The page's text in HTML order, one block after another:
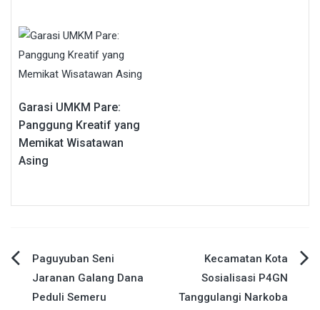
Garasi UMKM Pare:
Panggung Kreatif yang
Memikat Wisatawan
Asing
Navigasi
pos
Paguyuban Seni
Jaranan Galang Dana
Peduli Semeru
Kecamatan Kota
Sosialisasi P4GN
Tanggulangi Narkoba